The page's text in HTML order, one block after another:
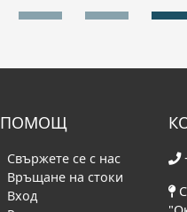
ПОМОЩ
Свържете се с нас
Връщане на стоки
Вход